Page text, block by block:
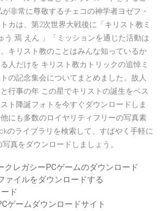
非常に尊敬するチェコの神学者ヨゼフ・
カは、第2次世界大戦後に「キリスト教ミ
う 焉 えん 」「ミッションを通じた活動は
キリスト教のことはみんな知っているか
人だけを キリスト教カトリックの追悼ミ
の記念集会についてまとめました。故人
行事の年 この星でキリストの誕生をベス
ト降誕フォトを今すぐダウンロードしま
にも多数のロイヤリティフリーの写真素
のライブラリを検索して、すばやく手軽に
真をダウンロードしましょう。
クレガシーPCゲームのダウンロード
ァイルをダウンロードする
ド
ゲームダウンロードサイト